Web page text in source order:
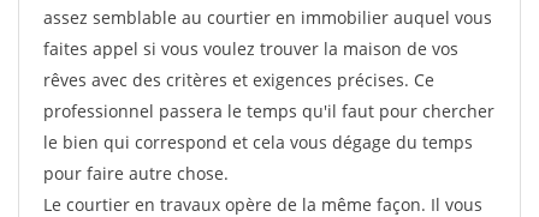
assez semblable au courtier en immobilier auquel vous
faites appel si vous voulez trouver la maison de vos
rêves avec des critères et exigences précises. Ce
professionnel passera le temps qu'il faut pour chercher
le bien qui correspond et cela vous dégage du temps
pour faire autre chose.
Le courtier en travaux opère de la même façon. Il vous